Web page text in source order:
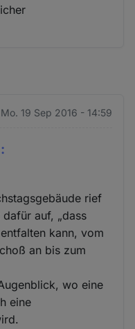
Mo. 19 Sep 2016 - 14:59
rief
auf, „dass
kann, vom
an bis zum
wo eine
eine